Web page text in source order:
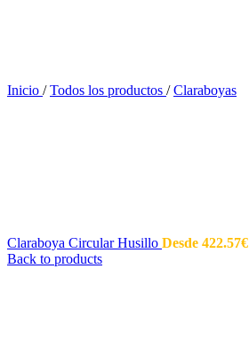
Inicio / Todos los productos / Claraboyas
Claraboya Circular Husillo Desde 422.57€
Back to products